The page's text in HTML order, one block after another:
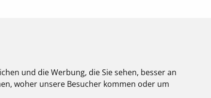
und die Werbung, die Sie sehen, besser an
woher unsere Besucher kommen oder um
Über uns
Impressum